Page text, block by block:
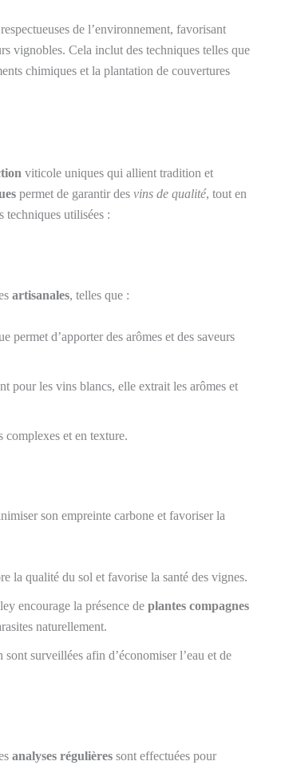
de l’environnement, favorisant
vignobles. Cela inclut des techniques telles que
chimiques et la plantation de couvertures
viticole uniques qui allient tradition et
permet de garantir des vins de qualité, tout en
techniques utilisées :
artisanales, telles que :
permet d’apporter des arômes et des saveurs
pour les vins blancs, elle extrait les arômes et
complexes et en texture.
son empreinte carbone et favoriser la
la qualité du sol et favorise la santé des vignes.
encourage la présence de plantes compagnes
naturellement.
surveillées afin d’économiser l’eau et de
analyses régulières sont effectuées pour